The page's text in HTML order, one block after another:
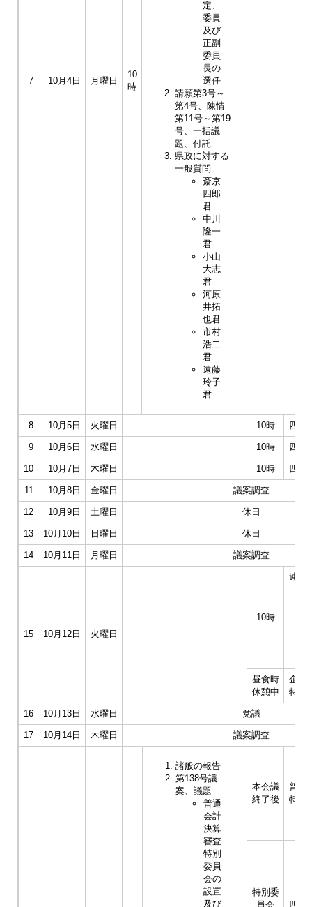
7 10月4日 月曜日
10
時
定、
委員
及び
正副
委員
長の
選任
請願第3号～
第4号、陳情
第11号～第19
号、一括議
題、付託
県政に対する
一般質問
斎京
四郎
君
中川
隆一
君
小山
大志
君
河原
井拓
也君
市村
浩二
君
遠藤
玲子
君
8 10月5日 火曜日 10時 四常
9 10月6日 水曜日 10時 四常
10 10月7日 木曜日 10時 四常
11 10月8日 金曜日 議案調査
12 10月9日 土曜日 休日
13 10月10日 日曜日 休日
14 10月11日 月曜日 議案調査
15 10月12日 火曜日
10時
連合
昼食時
休憩中
企業
特別
16 10月13日 水曜日 党議
17 10月14日 木曜日 議案調査
諸般の報告
第138号議
案、議題
普通
会計
決算
審査
特別
委員
会の
設置
及び
本会議
終了後
普通
特別
特別委
員会
四常